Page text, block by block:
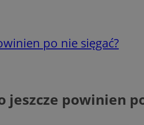
po nie sięgać?
powinien